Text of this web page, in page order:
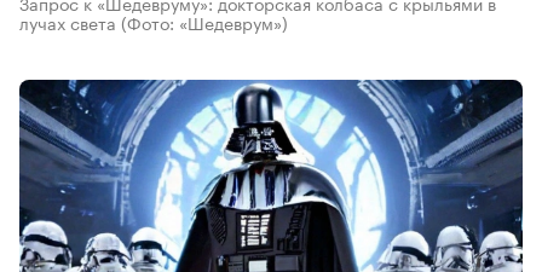
лучах света (Фото: «Шедеврум»)